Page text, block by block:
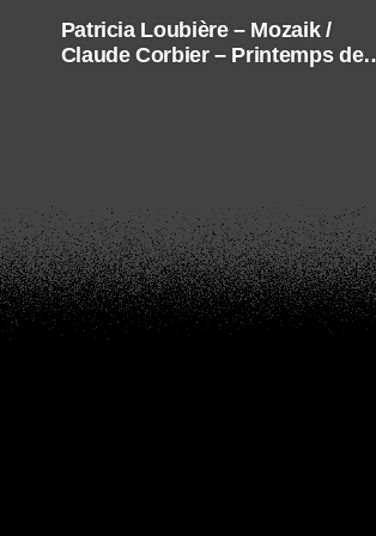
Patricia Loubière – Mozaik /
Claude Corbier – Printemps des